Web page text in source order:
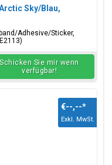
Sky/Blau,
Adhesive/Sticker,
Schicken Sie mir wenn
verfügbar!
€--,--*
Exkl. MwSt.